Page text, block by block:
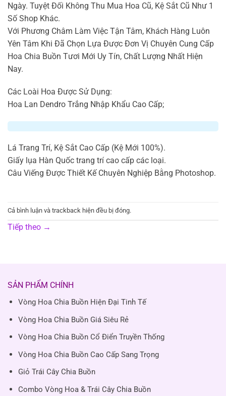
Ngày. Tuyệt Đối Không Thu Mua Hoa Cũ, Kệ Sắt Cũ Như 1
Số Shop Khác.
Với Phương Châm Làm Việc Tận Tâm, Khách Hàng Luôn
Yên Tâm Khi Đã Chọn Lựa Được Đơn Vị Chuyên Cung Cấp
Hoa Chia Buồn Tươi Mới Uy Tín, Chất Lượng Nhất Hiện
Nay.
Các Loài Hoa Được Sử Dụng:
Hoa Lan Dendro Trắng Nhập Khẩu Cao Cấp;
Lá Trang Trí, Kệ Sắt Cao Cấp (Kệ Mới 100%).
Giấy lụa Hàn Quốc trang trí cao cấp các loại.
Câu Viếng Được Thiết Kế Chuyên Nghiệp Bằng Photoshop.
Cả bình luận và trackback hiện đều bị đóng.
Tiếp theo →
SẢN PHẨM CHÍNH
Vòng Hoa Chia Buồn Hiện Đại Tinh Tế
Vòng Hoa Chia Buồn Giá Siêu Rẻ
Vòng Hoa Chia Buồn Cổ Điển Truyền Thống
Vòng Hoa Chia Buồn Cao Cấp Sang Trọng
Giỏ Trái Cây Chia Buồn
Combo Vòng Hoa & Trái Cây Chia Buồn